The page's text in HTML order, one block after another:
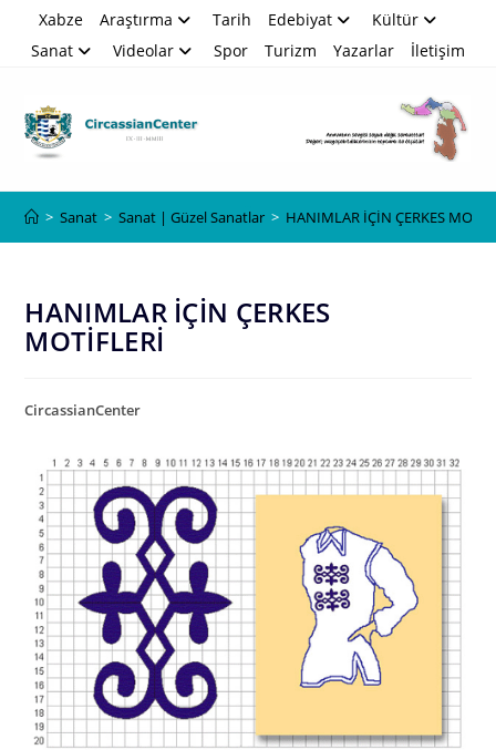
Xabze Araştırma Tarih Edebiyat
Kültür
Sanat
Videolar Spor Turizm Yazarlar İletişim
> Sanat > Sanat | Güzel Sanatlar > HANIMLAR İÇİN ÇERKES
HANIMLAR İÇİN ÇERKES
MOTİFLERİ
CircassianCenter